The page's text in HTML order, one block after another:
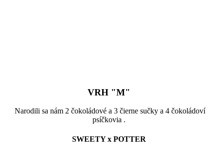
VRH "M"
Narodili sa nám 2 čokoládové a 3 čierne sučky a 4 čokoládoví
psíčkovia .
SWEETY x POTTER